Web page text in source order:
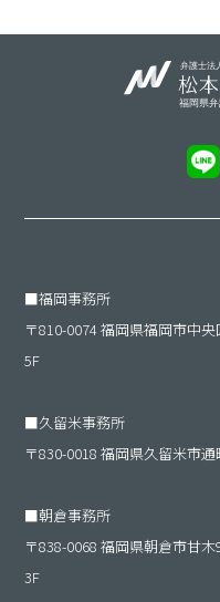
■福岡事務所
〒810-0074 福岡県福岡市中
5F
■久留米事務所
〒830-0018 福岡県久留米市
■朝倉事務所
〒838-0068 福岡県朝倉市甘
3F